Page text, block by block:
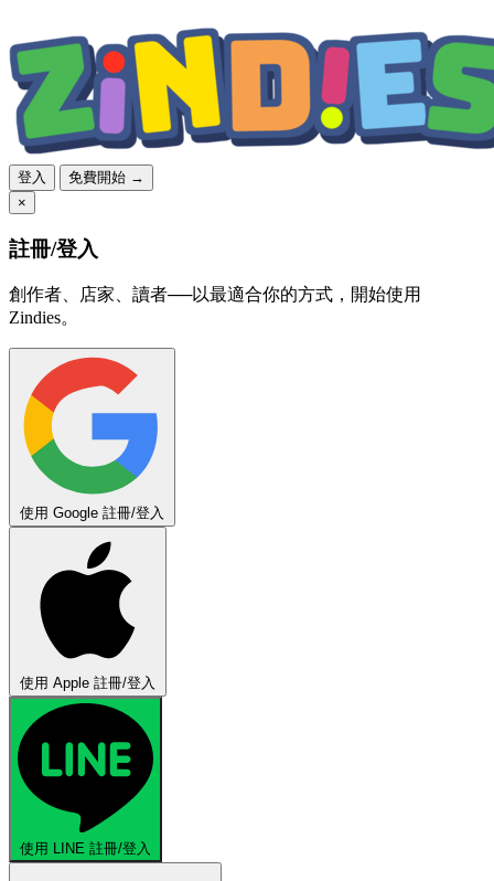
登入
免費開始 →
×
註冊/登入
創作者、店家、讀者──以最適合你的方式，開始使用
Zindies。
使用 Google 註冊/登入
使用 Apple 註冊/登入
使用 LINE 註冊/登入